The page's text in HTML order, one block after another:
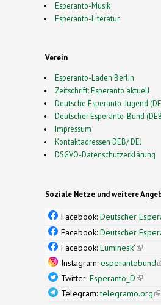
Esperanto-Musik
Esperanto-Literatur
Verein
Esperanto-Laden Berlin
Zeitschrift: Esperanto aktuell
Deutsche Esperanto-Jugend
Deutscher Esperanto-Bund
Impressum
Kontaktadressen DEB/ DEJ
DSGVO-Datenschutzerklärung
Soziale Netze und weitere
Facebook: Deutscher
Facebook: Deutscher
Facebook: Luminesk'(link is
Instagram: esperantobund
Twitter: Esperanto_D(link is
Telegram:telegramo.org